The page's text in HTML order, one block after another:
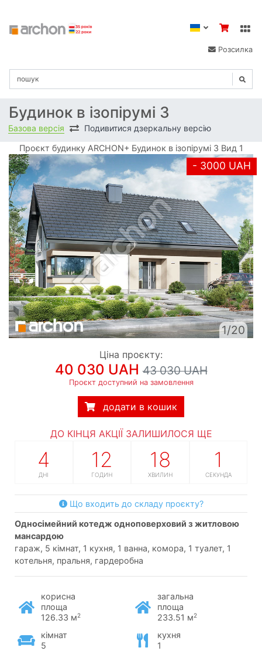
Розсилка
Будинок в ізопірумі 3
Базова версія Подивитися дзеркальну версію
Проєкт будинку ARCHON+ Будинок в ізопірумі 3 Вид 1
- 3000 UAH
1/20
Ціна проєкту:
40 030 UAH43 030 UAH
Проєкт доступний на замовлення
додати в кошик
ДО КІНЦЯ АКЦІЇ ЗАЛИШИЛОСЯ ЩЕ
4
ДНІ
12
ГОДИН
18
ХВИЛИН
0
СЕКУНД
Що входить до складу проєкту?
односімейний котедж одноповерховий з житловою
мансардою
гараж, 5 кімнат, 1 кухня, 1 ванна, комора, 1 туалет, 1
котельня, пральня, гардеробна
корисна
площа
126.33 м2
загальна
площа
233.51 м2
кімнат
5
кухня
1